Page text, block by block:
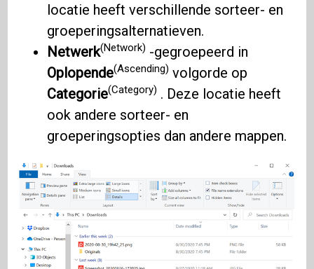
locatie heeft verschillende sorteer- en
groeperingsalternatieven.
Netwerk(Network) -gegroepeerd in
Oplopende(Ascending) volgorde op
Categorie(Category) . Deze locatie heeft
ook andere sorteer- en
groeperingsopties dan andere mappen.